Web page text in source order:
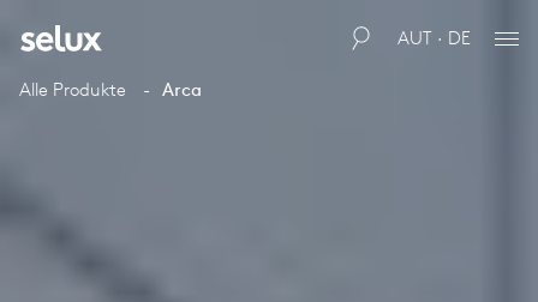
AUT · DE
Alle Produkte Arca